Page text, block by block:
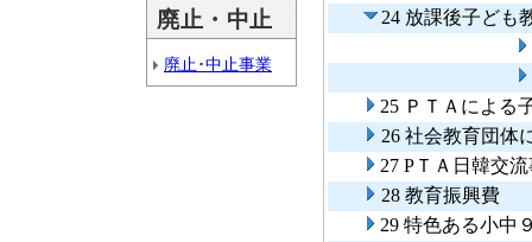
廃止・中止
廃止･中止事業
24 放課後子ども
25 ＰＴＡによる
26 社会教育団体
27 PＴＡ日韓交
28 教育振興費
29 特色ある小中